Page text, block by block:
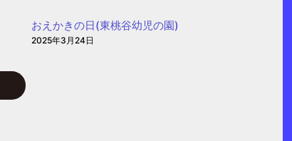
おえかきの日(東桃谷幼児の園)
2025年3月24日